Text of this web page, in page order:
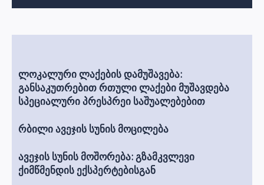
ლოკალური ლაქების დამუშავება:
განსაკუთრებით რთული ლაქები მუშავდება
სპეციალური პრესპრეი საშუალებებით
რბილი ავეჯის სუნის მოცილება
ავეჯის სუნის მოშორება: გზამკვლევი
ქიმწმენდის ექსპერტებისგან